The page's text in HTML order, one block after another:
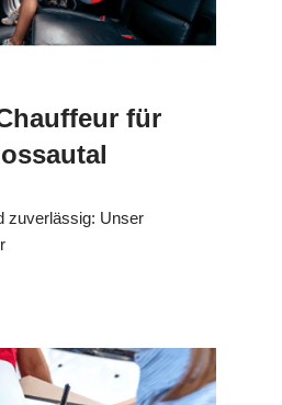
für
zuverlässig: Unser